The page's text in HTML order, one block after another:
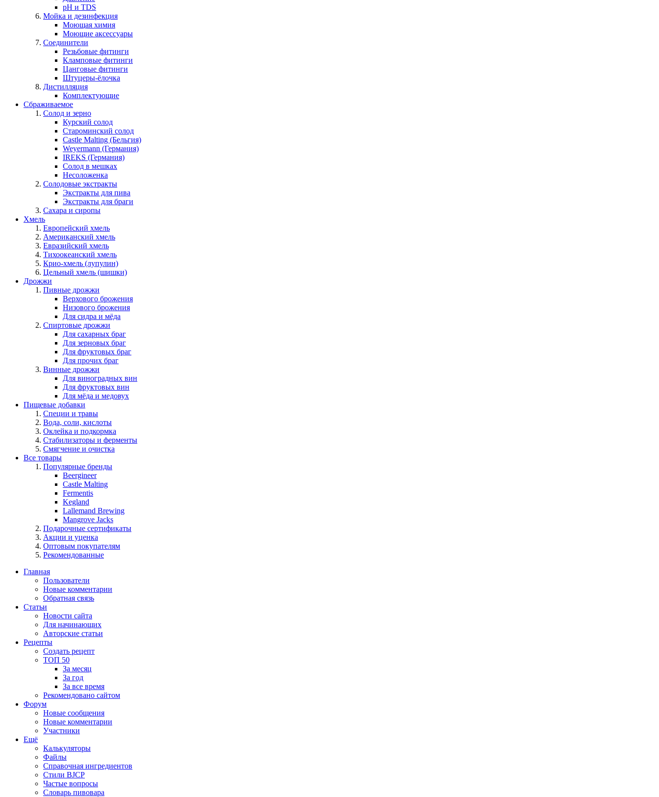
pH и TDS
Мойка и дезинфекция
Моющая химия
Моющие аксессуары
Соединители
Резьбовые фитинги
Кламповые фитинги
Цанговые фитинги
Штуцеры-ёлочка
Дистилляция
Комплектующие
Сбраживаемое
Солод и зерно
Курский солод
Староминский солод
Castle Malting (Бельгия)
Weyermann (Германия)
IREKS (Германия)
Солод в мешках
Несоложенка
Солодовые экстракты
Экстракты для пива
Экстракты для браги
Сахара и сиропы
Хмель
Европейский хмель
Американский хмель
Евразийский хмель
Тихоокеанский хмель
Крио-хмель (лупулин)
Цельный хмель (шишки)
Дрожжи
Пивные дрожжи
Верхового брожения
Низового брожения
Для сидра и мёда
Спиртовые дрожжи
Для сахарных браг
Для зерновых браг
Для фруктовых браг
Для прочих браг
Винные дрожжи
Для виноградных вин
Для фруктовых вин
Для мёда и медовух
Пищевые добавки
Специи и травы
Вода, соли, кислоты
Оклейка и подкормка
Стабилизаторы и ферменты
Смягчение и очистка
Все товары
Популярные бренды
Beergineer
Castle Malting
Fermentis
Kegland
Lallemand Brewing
Mangrove Jacks
Подарочные сертификаты
Акции и уценка
Оптовым покупателям
Рекомендованные
Главная
Пользователи
Новые комментарии
Обратная связь
Статьи
Новости сайта
Для начинающих
Авторские статьи
Рецепты
Создать рецепт
ТОП 50
За месяц
За год
За все время
Рекомендовано сайтом
Форум
Новые сообщения
Новые комментарии
Участники
Ещё
Калькуляторы
Файлы
Справочная ингредиентов
Стили BJCP
Частые вопросы
Словарь пивовара